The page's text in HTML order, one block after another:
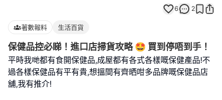
6 2
著數報料 生活百貨
保健品控必睇！進口店掃貨攻略 🤩 買到停唔到手！
平時我哋都有食開保健品,成屋都有各式各樣嘅保健產品!不
過各樣保健品有平有貴,想搵間有齊晒咁多品牌嘅保健品店
舖,我有推介!